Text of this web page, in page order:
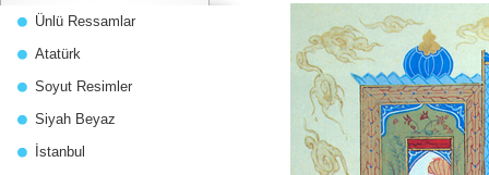
Ünlü Ressamlar
Atatürk
Soyut Resimler
Siyah Beyaz
İstanbul